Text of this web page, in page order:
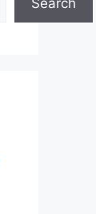
Search